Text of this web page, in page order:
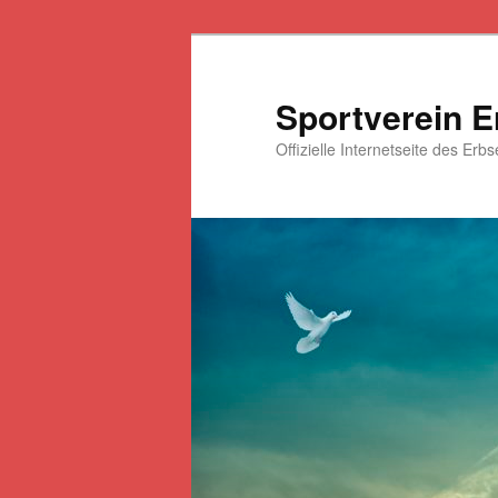
Sportverein
Offizielle Internetseite des